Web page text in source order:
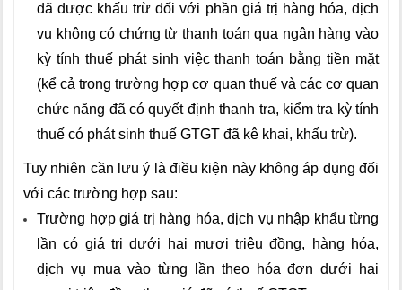
đã được khấu trừ đối với phần giá trị hàng hóa, dịch
vụ không có chứng từ thanh toán qua ngân hàng vào
kỳ tính thuế phát sinh việc thanh toán bằng tiền mặt
(kể cả trong trường hợp cơ quan thuế và các cơ quan
chức năng đã có quyết định thanh tra, kiểm tra kỳ tính
thuế có phát sinh thuế GTGT đã kê khai, khấu trừ).
Tuy nhiên cần lưu ý là điều kiện này không áp dụng đối
với các trường hợp sau:
Trường hợp giá trị hàng hóa, dịch vụ nhập khẩu từng
lần có giá trị dưới hai mươi triệu đồng, hàng hóa,
dịch vụ mua vào từng lần theo hóa đơn dưới hai